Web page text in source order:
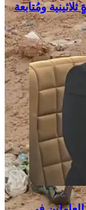
ومُتابعة